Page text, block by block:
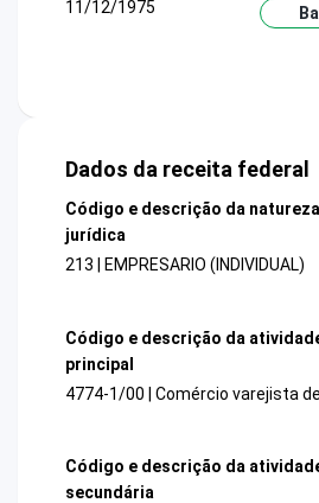
11/12/1975
Dados da receita federal
Código e descrição da natureza
jurídica
213 | EMPRESARIO (INDIVIDUAL)
Código e descrição da
principal
4774-1/00 | Comércio varejista
Código e descrição da
secundária